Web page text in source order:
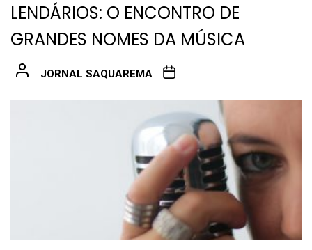
LENDÁRIOS: O ENCONTRO DE
GRANDES NOMES DA MÚSICA
JORNAL SAQUAREMA